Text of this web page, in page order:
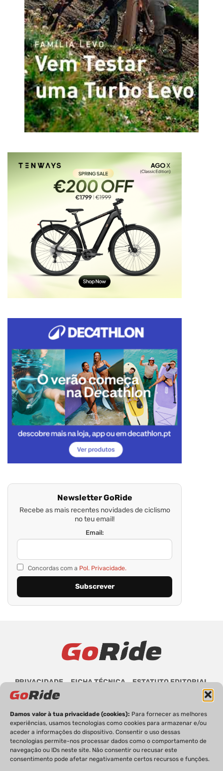
Damos valor à tua privacidade (cookies): Para fornecer as melhores
experiências, usamos tecnologias como cookies para armazenar e/ou
aceder a informações do dispositivo. Consentir o uso dessas
tecnologias permite-nos processar dados como o comportamento de
navegação ou IDs neste site. Não consentir ou recusar este
consentimento pode afetar negativamente certos recursos e funções.
Newsletter GoRide
Recebe as mais recentes novidades de ciclismo
no teu email!
Email:
Concordas com a Pol. Privacidade.
PRIVACIDADE FICHA TÉCNICA
ESTATUTO EDITORIAL
POLÍTICA DE COOKIES
GoRide 2026 | Todos os direitos reservados.